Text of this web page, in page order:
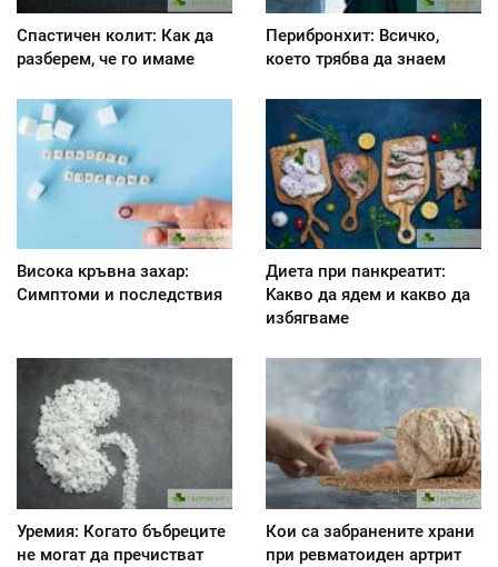
Спастичен колит: Как да
разберем, че го имаме
Перибронхит: Всичко,
което трябва да знаем
Висока кръвна захар:
Симптоми и последствия
Диета при панкреатит:
Kакво да ядем и какво да
избягваме
Уремия: Когато бъбреците
не могат да пречистват
Кои са забранените храни
при ревматоиден артрит